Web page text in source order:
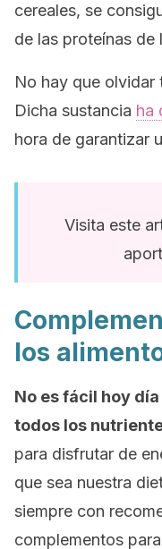
cereales, se
de las proteínas de
No hay que olvidar
Dicha sustancia ha
hora de garantizar
Visita este
los
No es fácil hoy
todos los
para disfrutar de
que sea nuestra
siempre con
complementos